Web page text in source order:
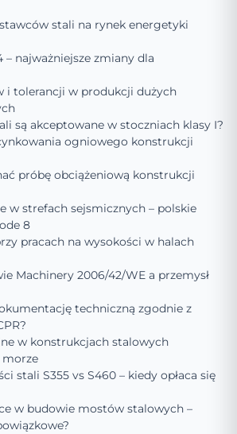
stali na rynek energetyki
– najważniejsze zmiany dla
i tolerancji w produkcji dużych
są akceptowane w stoczniach klasy I?
ogniowego konstrukcji
próbę obciążeniową konstrukcji
w strefach sejsmicznych – polskie
8
pracach na wysokości w halach
Machinery 2006/42/WE a przemysł
techniczną zgodnie z
w konstrukcjach stalowych
morze
stali S355 vs S460 – kiedy opłaca się
w budowie mostów stalowych –